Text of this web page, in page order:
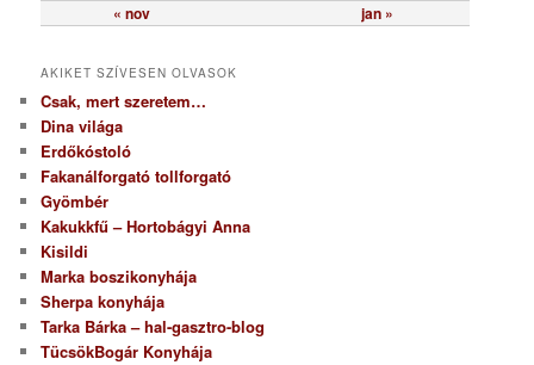
« nov jan »
AKIKET SZÍVESEN OLVASOK
Csak, mert szeretem…
Dina világa
Erdőkóstoló
Fakanálforgató tollforgató
Gyömbér
Kakukkfű – Hortobágyi Anna
Kisildi
Marka boszikonyhája
Sherpa konyhája
Tarka Bárka – hal-gasztro-blog
TücsökBogár Konyhája